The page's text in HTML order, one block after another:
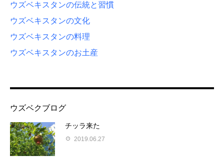
ウズベキスタンの伝統と習慣
ウズベキスタンの文化
ウズベキスタンの料理
ウズベキスタンのお土産
ウズベクブログ
チッラ来た
2019.06.27